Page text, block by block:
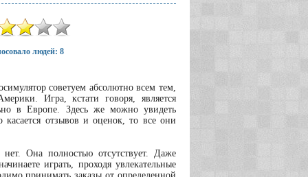
людей: 8
советуем абсолютно всем тем,
Игра, кстати говоря, является
в Европе. Здесь же можно увидеть
касается отзывов и оценок, то все они
Она полностью отсутствует. Даже
играть, проходя увлекательные